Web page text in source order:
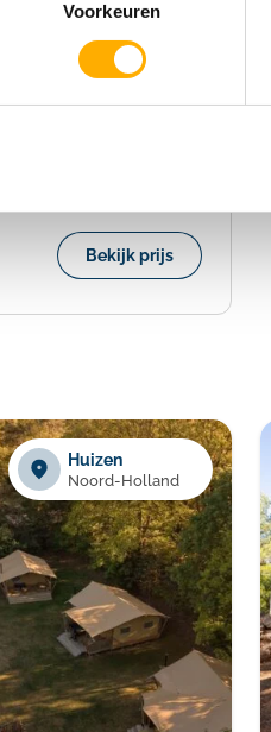
Voorkeuren
Bekijk prijs
Huizen
Noord-Holland